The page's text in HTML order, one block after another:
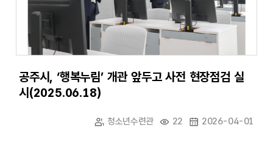
공주시, ‘행복누림’ 개관 앞두고 사전 현장점검 실
시(2025.06.18)
청소년수련관 22 2026-04-01